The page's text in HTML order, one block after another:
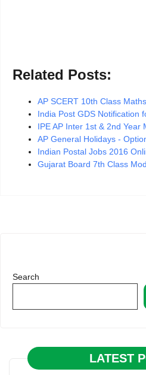
Related Posts:
AP SCERT 10th Class
India Post GDS Notification
IPE AP Inter 1st & 2nd
AP General Holidays -
Indian Postal Jobs 2016
Gujarat Board 7th Class
Search
LATEST